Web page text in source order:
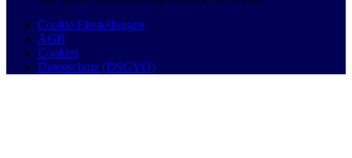
Cookie Einstellungen
AGB
Cookies
Datenschutz (DSGVO)